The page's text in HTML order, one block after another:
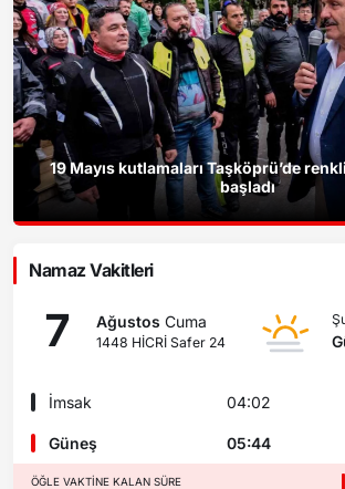
19 Mayıs kutlamaları Taşköprü’de
başladı
Namaz Vakitleri
7 Ağustos Cuma
1448 HİCRİ Safer 24
İmsak 04:02
Güneş 05:44
ÖĞLE VAKTINE KALAN SÜRE